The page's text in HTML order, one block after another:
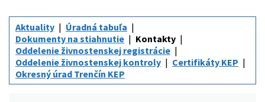
Aktuality
Úradná tabuľa
Dokumenty na stiahnutie
Kontakty
Oddelenie živnostenskej registrácie
Oddelenie živnostenskej kontroly
Certifikáty KEP
Okresný úrad Trenčín KEP